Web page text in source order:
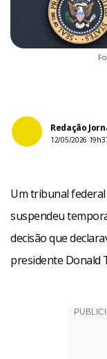
Redação
12/05/2026
Um tribunal federal
suspendeu
decisão que
presidente Donald